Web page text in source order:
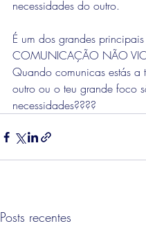
necessidades do outro.
É um dos grandes
COMUNICAÇÃO NÃO
Quando comunicas estás a
outro ou o teu grande foco
necessidades????
Posts recentes